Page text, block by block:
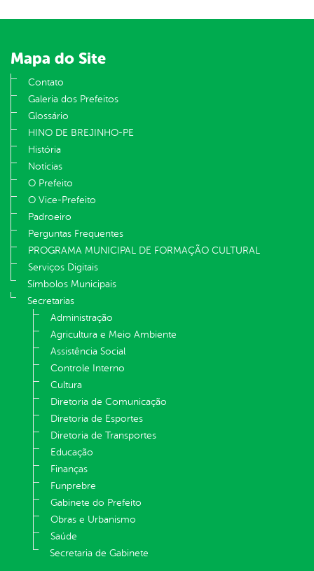
Mapa do Site
Contato
Galeria dos Prefeitos
Glossário
HINO DE BREJINHO-PE
História
Notícias
O Prefeito
O Vice-Prefeito
Padroeiro
Perguntas Frequentes
PROGRAMA MUNICIPAL DE FORMAÇÃO CULTURAL
Serviços Digitais
Símbolos Municipais
Secretarias
Administração
Agricultura e Meio Ambiente
Assistência Social
Controle Interno
Cultura
Diretoria de Comunicação
Diretoria de Esportes
Diretoria de Transportes
Educação
Finanças
Funprebre
Gabinete do Prefeito
Obras e Urbanismo
Saúde
Secretaria de Gabinete